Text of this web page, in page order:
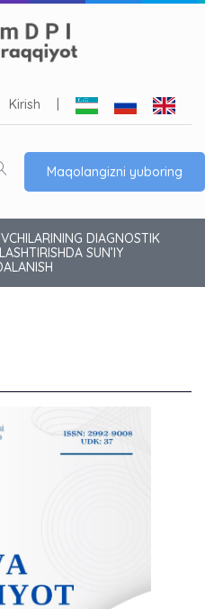
Kirish
Maqolangizni yuboring
DIAGNOSTIK
SUN’IY